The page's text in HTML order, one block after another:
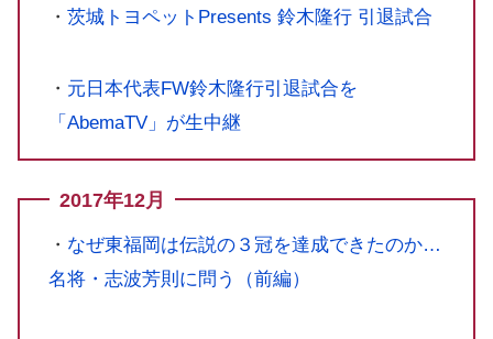
・ 茨城トヨペットPresents 鈴木隆行 引退試合
・ 元日本代表FW鈴木隆行引退試合を
「AbemaTV」が生中継
2017年12月
・ なぜ東福岡は伝説の３冠を達成できたのか…
名将・志波芳則に問う（前編）